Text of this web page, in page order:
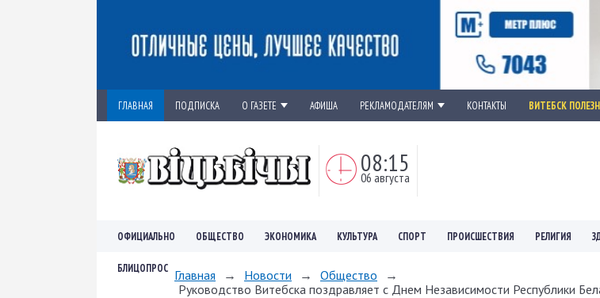
ГЛАВНАЯ ПОДПИСКА О ГАЗЕТЕ АФИША РЕКЛАМОДАТЕЛЯМ КОНТАКТЫ ВИТЕБСК
08:15
06 августа
ОФИЦИАЛЬНО ОБЩЕСТВО ЭКОНОМИКА КУЛЬТУРА СПОРТ ПРОИСШЕСТВИЯ РЕЛИГИЯ
БЛИЦОПРОС Главная → Новости → Общество
→
Руководство Витебска поздравляет с Днем Независимости Республики